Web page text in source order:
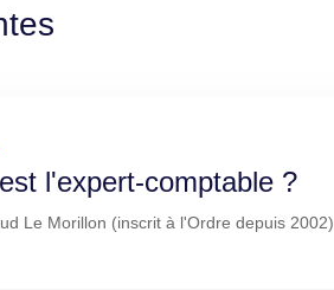
l'expert-comptable ?
Le Morillon (inscrit à l'Ordre depuis 2002)